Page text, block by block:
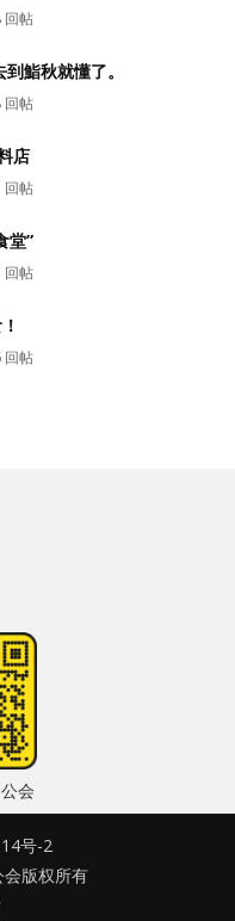
回帖
鮨秋就懂了。
回帖
店
回帖
堂”
回帖
回帖
会
号-2
版权所有